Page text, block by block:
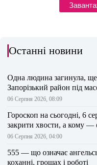
Останні новини
Одна людина загинула, ще
Запорізький район під
06 Серпня 2026, 08:09
Гороскоп на сьогодні, 6
закрити хвости, а кому —
06 Серпня 2026, 04:00
555 — що означає
коханні, грошах і роботі